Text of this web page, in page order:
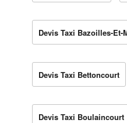
Devis Taxi Bazoilles-Et-
Devis Taxi Bettoncourt
Devis Taxi Boulaincourt